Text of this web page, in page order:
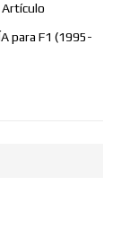
para F1 (1995-